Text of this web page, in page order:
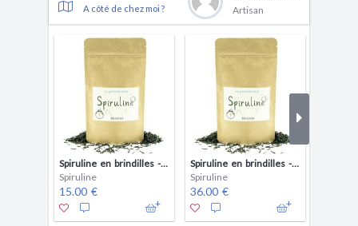
A côté de chez moi ? Artisan
Spiruline en brindilles - 100 gr
Spiruline
15.00 €
Spiruline en brindilles - 250 gr
Spiruline
36.00 €